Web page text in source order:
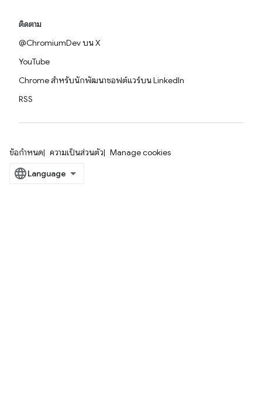
ติดตาม
@ChromiumDev บน X
YouTube
Chrome สำหรับนักพัฒนาซอฟต์แวร์บน LinkedIn
RSS
ข้อกำหนด ความเป็นส่วนตัว Manage cookies